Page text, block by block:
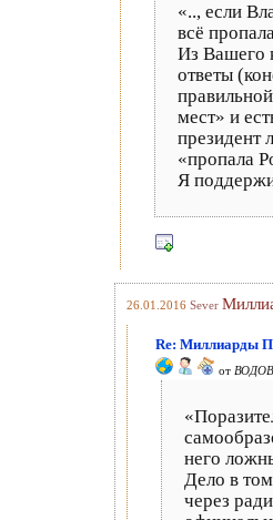
«.., если
всё
Из Вашего
ответы
мест» и
президент
«пропала
Я
26.01.2016 Sever
Re: Миллиарды
от
него
Дело в
через